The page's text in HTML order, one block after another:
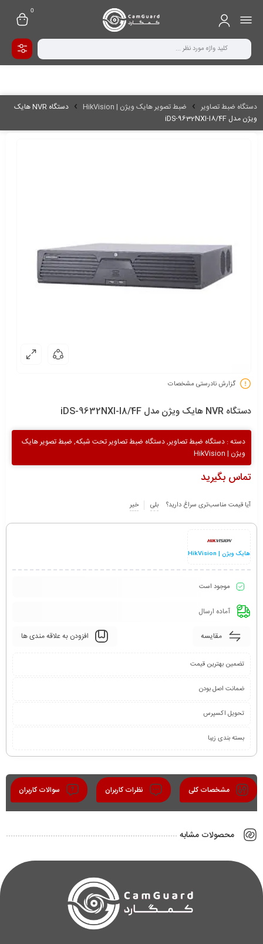
0
دستگاه ضبط تصاویر ضبط تصویر هایک ویژن | HikVision
دستگاه NVR هایک
ویژن مدل iDS-9632NXI-I8/4F
گزارش نادرستی مشخصات
دستگاه NVR هایک ویژن مدل iDS-9632NXI-I8/4F
دسته : دستگاه ضبط تصاویر,دستگاه ضبط تصاویر تحت شبکه, ضبط تصویر هایک
ویژن | HikVision
تماس بگیرید
آیا قیمت مناسب‌تری سراغ دارید؟ بلی خیر
هایک ویژن | HikVision
موجود است
آماده ارسال
مقایسه افزودن به علاقه مندی ها
تضمین بهترین قیمت
ضمانت اصل بودن
تحویل اکسپرس
بسته بندی زیبا
مشخصات کلی نظرات کاربران سوالات کاربران
محصولات مشابه